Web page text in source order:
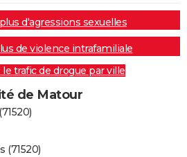
d'agressions sexuelles
de violence intrafamiliale
trafic de drogue par ville
de Matour
(71520)